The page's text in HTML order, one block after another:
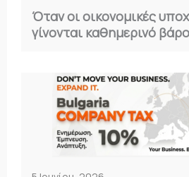
Όταν οι οικονομικές
γίνονται καθημερινό